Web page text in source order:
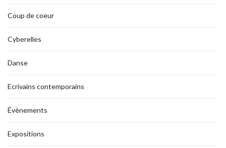
Coup de coeur
Cyberelles
Danse
Ecrivains contemporains
Évènements
Expositions